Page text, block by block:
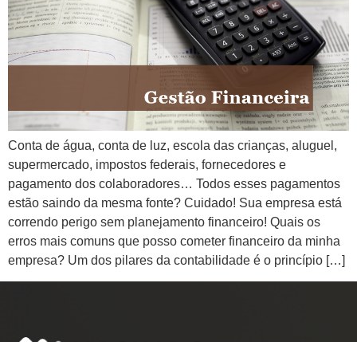
Conta de água, conta de luz, escola das crianças, aluguel,
supermercado, impostos federais, fornecedores e
pagamento dos colaboradores… Todos esses pagamentos
estão saindo da mesma fonte? Cuidado! Sua empresa está
correndo perigo sem planejamento financeiro! Quais os
erros mais comuns que posso cometer financeiro da minha
empresa? Um dos pilares da contabilidade é o princípio […]